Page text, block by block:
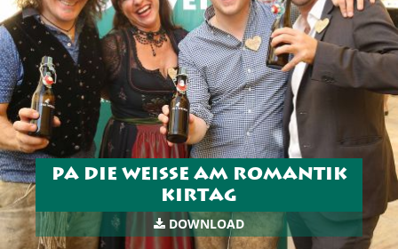
PA DIE WEISSE AM ROMANTIK
KIRTAG
DOWNLOAD